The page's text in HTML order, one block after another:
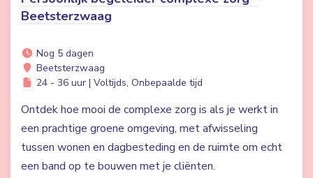
Beetsterzwaag
Nog 5 dagen
Beetsterzwaag
24 - 36 uur | Voltijds, Onbepaalde tijd
Ontdek hoe mooi de complexe zorg is als je werkt in
een prachtige groene omgeving, met afwisseling
tussen wonen en dagbesteding en de ruimte om echt
een band op te bouwen met je cliënten.